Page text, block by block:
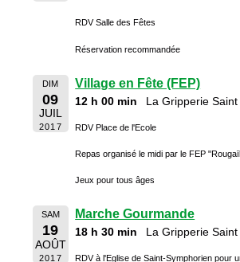
RDV Salle des Fêtes
Réservation recommandée
DIM
09
JUIL
2017
Village en Fête (FEP)
12 h 00 min La Gripperie
RDV Place de l'Ecole
Repas organisé le midi par le FEP
Jeux pour tous âges
SAM
19
AOÛT
2017
Marche Gourmande
18 h 30 min La Gripperie
RDV à l'Eglise de Saint-Symphorien pour